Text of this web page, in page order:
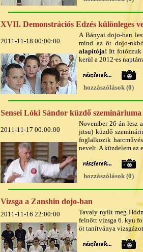
XVII. Demonstrációs Edzés különleges
2011-11-18 00:00:00
A Bányai dojo-ban
mind az öt dojo-
alapítója! Itt fotózzuk
kerül a 2012-es
hozzászólások (0)
Sensei Lóki Sándor küzdő
2011-11-17 00:00:00
November 26-án lesz
jitsu) küzdő
foglalkozik
nevelt. A küzdelem az
hozzászólások (0)
Vizsga a Zanshin dojo-ban
2011-11-16 22:00:00
Tavaly nyílt meg
felnőtt vizsga 6. kyu
öt tanítványa